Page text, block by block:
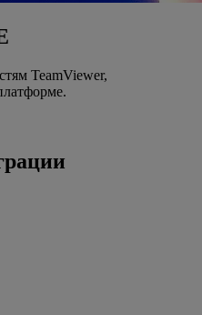
TeamViewer,